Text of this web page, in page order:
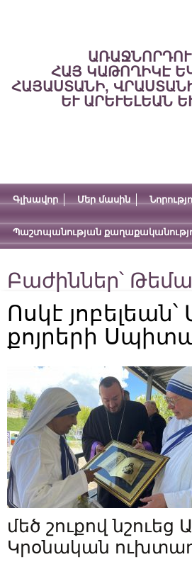
ՀԱՅ ԿԱԹՈՂԻԿԷ
ՀԱՅԱՍՏԱՆԻ,
ԵՒ ԱՐԵՒԵԼԵԱՆ
Գլխավոր Մեր մասին
Պաշտպանության
Բաժիններ՝
Ոսկէ
քոյրերի
մեծ շուքով
Կրօնական